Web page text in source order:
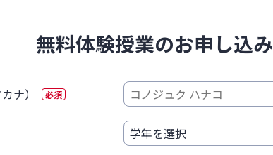
無料体験授業のお申し込み
ナ） 必須